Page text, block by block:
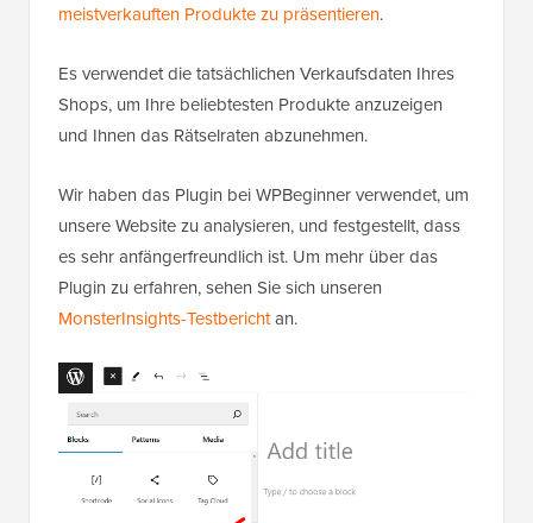
meistverkauften Produkte zu präsentieren.
Es verwendet die tatsächlichen Verkaufsdaten Ihres
Shops, um Ihre beliebtesten Produkte anzuzeigen
und Ihnen das Rätselraten abzunehmen.
Wir haben das Plugin bei WPBeginner verwendet, um
unsere Website zu analysieren, und festgestellt, dass
es sehr anfängerfreundlich ist. Um mehr über das
Plugin zu erfahren, sehen Sie sich unseren
MonsterInsights-Testberichtan.